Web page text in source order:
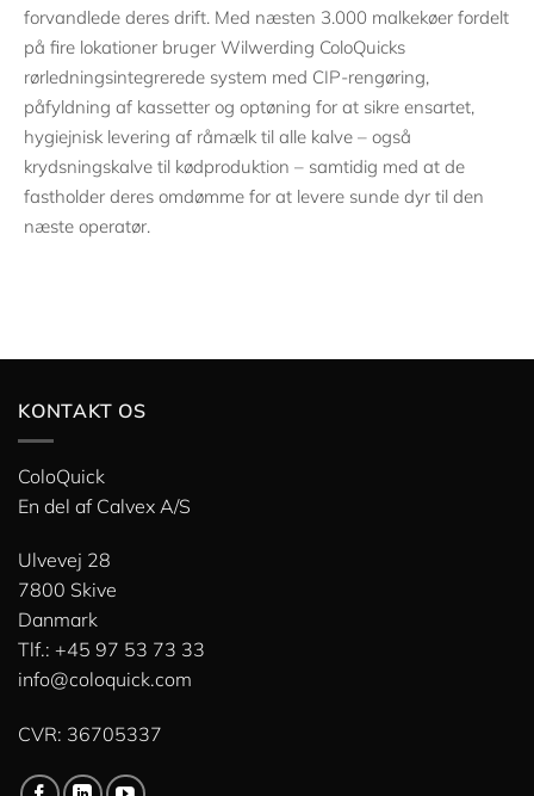
forvandlede deres drift. Med næsten 3.000 malkekøer fordelt
på fire lokationer bruger Wilwerding ColoQuicks
rørledningsintegrerede system med CIP-rengøring,
påfyldning af kassetter og optøning for at sikre ensartet,
hygiejnisk levering af råmælk til alle kalve – også
krydsningskalve til kødproduktion – samtidig med at de
fastholder deres omdømme for at levere sunde dyr til den
næste operatør.
KONTAKT OS
ColoQuick
En del af Calvex A/S
Ulvevej 28
7800 Skive
Danmark
Tlf.: +45 97 53 73 33
info@coloquick.com
CVR: 36705337